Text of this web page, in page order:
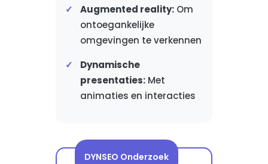
Augmented reality:Om
ontoegankelijke
omgevingen te verkennen
Dynamische
presentaties:Met
animaties en interacties
DYNSEO Onderzoek